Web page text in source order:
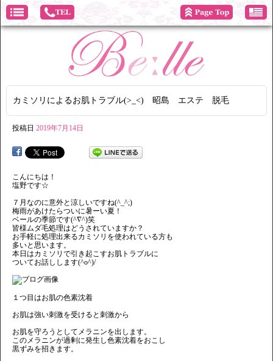
カミソリによるお肌トラブル(>_<) 昭島 エステ 脱毛
投稿日 2019年7月14日
こんにちは！
塩野です☆
７月なのに意外と涼しいですね(^_^;)
梅雨があけたらついに暑ーい夏！
ベールの季節です(^∇^)笑
皆様ムダ毛処理はどうされていますか？
お手軽に処理出来るカミソリを使われている方も
多いと思います。
本日はカミソリで引き起こすお肌トラブルに
ついてお話しします(^o^)/
１つ目はお肌の色素沈着
お肌は強い刺激を受けると刺激から
お肌を守ろうとしてメラニンを出します。
このメラニンが過剰に発生し色素沈着をおこし
黒ずみを招きます。